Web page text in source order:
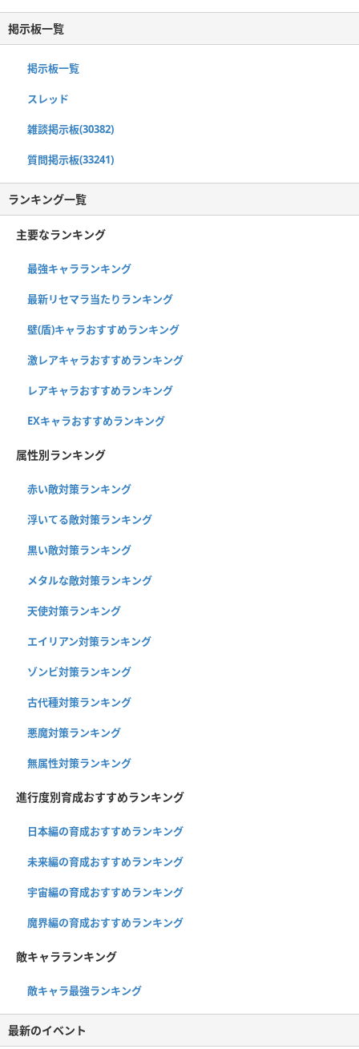
掲示板一覧
掲示板一覧
スレッド
雑談掲示板(30382)
質問掲示板(33241)
ランキング一覧
主要なランキング
最強キャラランキング
最新リセマラ当たりランキング
壁(盾)キャラおすすめランキング
激レアキャラおすすめランキング
レアキャラおすすめランキング
EXキャラおすすめランキング
属性別ランキング
赤い敵対策ランキング
浮いてる敵対策ランキング
黒い敵対策ランキング
メタルな敵対策ランキング
天使対策ランキング
エイリアン対策ランキング
ゾンビ対策ランキング
古代種対策ランキング
悪魔対策ランキング
無属性対策ランキング
進行度別育成おすすめランキング
日本編の育成おすすめランキング
未来編の育成おすすめランキング
宇宙編の育成おすすめランキング
魔界編の育成おすすめランキング
敵キャラランキング
敵キャラ最強ランキング
最新のイベント